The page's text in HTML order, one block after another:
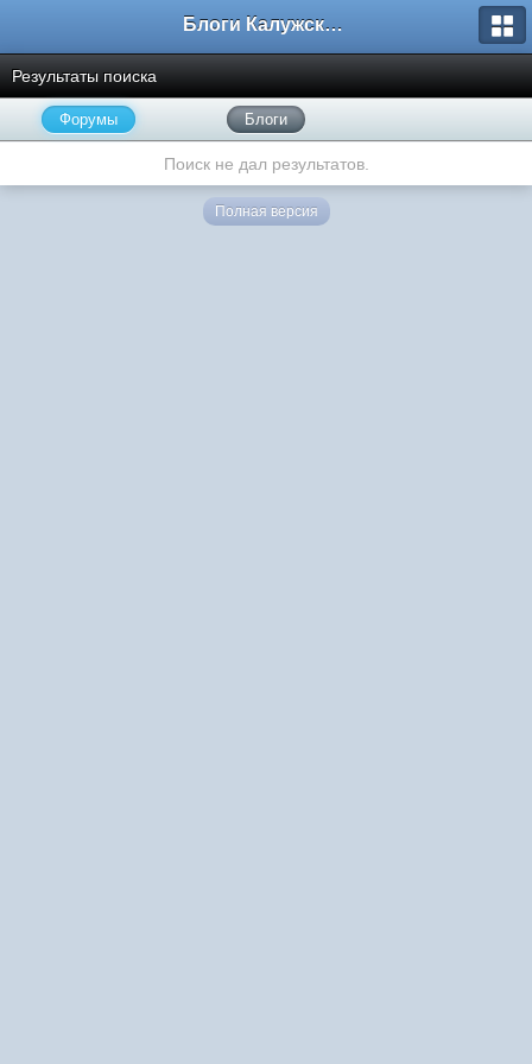
Блоги Калужского перекрестка
Результаты поиска
Форумы Блоги
Поиск не дал результатов.
Полная версия